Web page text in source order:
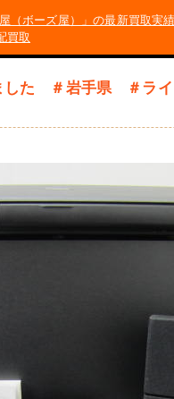
（ボーズ屋）」の最新買取実
買取
た ＃岩手県 ＃ラ